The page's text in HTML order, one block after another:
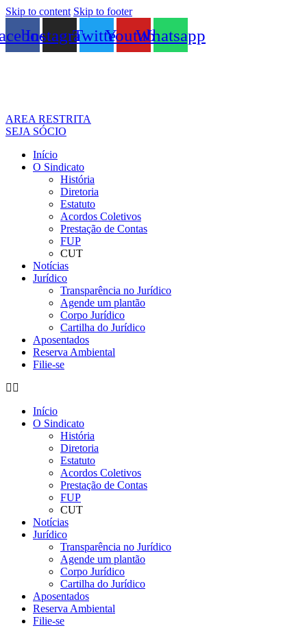
Skip to content Skip to footer
InstagramTwitterYoutubeWhatsapp
AREA RESTRITA
SEJA SÓCIO
Início
O Sindicato
História
Diretoria
Estatuto
Acordos Coletivos
Prestação de Contas
FUP
CUT
Notícias
Jurídico
Transparência no Jurídico
Agende um plantão
Corpo Jurídico
Cartilha do Jurídico
Aposentados
Reserva Ambiental
Filie-se
Início
O Sindicato
História
Diretoria
Estatuto
Acordos Coletivos
Prestação de Contas
FUP
CUT
Notícias
Jurídico
Transparência no Jurídico
Agende um plantão
Corpo Jurídico
Cartilha do Jurídico
Aposentados
Reserva Ambiental
Filie-se